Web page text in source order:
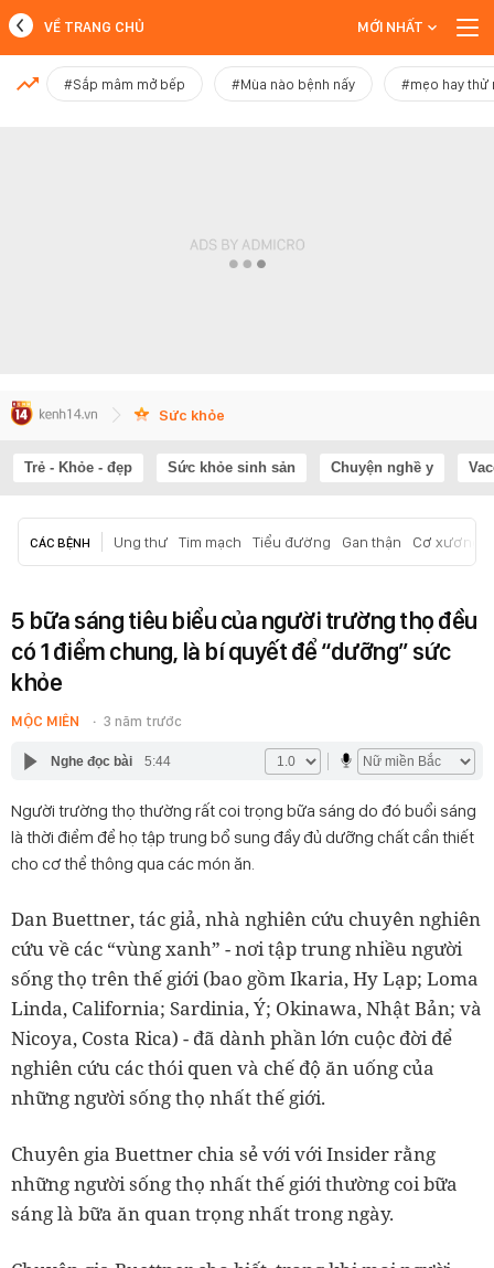
MỚI NHẤT
VỀ TRANG CHỦ MỚI NHẤT
#Sắp mâm mở bếp #Mùa nào bệnh nấy #mẹo hay thử
Sức khỏe
Trẻ - Khỏe - đẹp Sức khỏe sinh sản Chuyện nghề y
CÁC BỆNH Ung thư Tim mạch Tiểu đường Gan thận Cơ xương
5 bữa sáng tiêu biểu của người trường thọ đều
có 1 điểm chung, là bí quyết để “dưỡng” sức
khỏe
MỘC MIÊN 3 năm trước
Nghe đọc bài 5:44
Người trường thọ thường rất coi trọng bữa sáng do đó buổi sáng
là thời điểm để họ tập trung bổ sung đầy đủ dưỡng chất cần thiết
cho cơ thể thông qua các món ăn.
Dan Buettner, tác giả, nhà nghiên cứu chuyên nghiên
cứu về các “vùng xanh” - nơi tập trung nhiều người
sống thọ trên thế giới (bao gồm Ikaria, Hy Lạp; Loma
Linda, California; Sardinia, Ý; Okinawa, Nhật Bản; và
Nicoya, Costa Rica) - đã dành phần lớn cuộc đời để
nghiên cứu các thói quen và chế độ ăn uống của
những người sống thọ nhất thế giới.
Chuyên gia Buettner chia sẻ với với Insider rằng
những người sống thọ nhất thế giới thường coi bữa
sáng là bữa ăn quan trọng nhất trong ngày.